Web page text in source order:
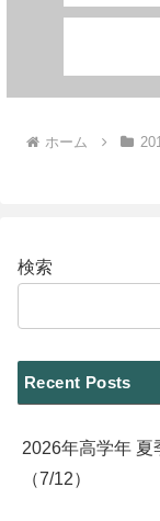
ホーム
検索
Recent Posts
2026年高学年
（7/12）